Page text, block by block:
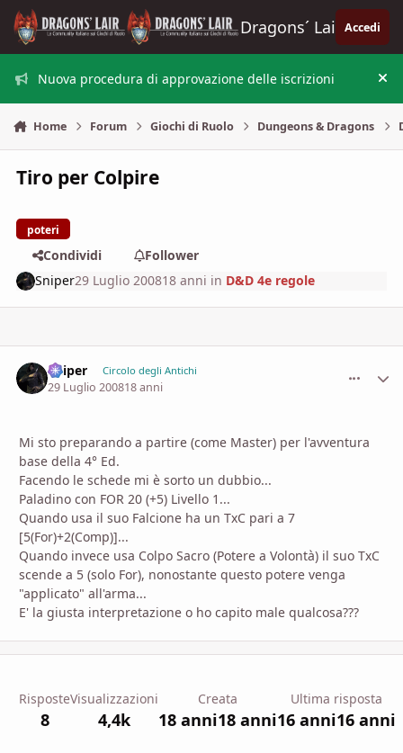
Vai al contenuto
Dragons´ Lair Accedi
Nuova procedura di approvazione delle iscrizioni
Home Forum Giochi di Ruolo Dungeons & Dragons
Tiro per Colpire
poteri
Condividi
Follower
Sniper29 Luglio 200818 anni in D&D 4e regole
Sniper Circolo degli Antichi
29 Luglio 200818 anni
Mi sto preparando a partire (come Master) per l'avventura
base della 4° Ed.
Facendo le schede mi è sorto un dubbio...
Paladino con FOR 20 (+5) Livello 1...
Quando usa il suo Falcione ha un TxC pari a 7
[5(For)+2(Comp)]...
Quando invece usa Colpo Sacro (Potere a Volontà) il suo TxC
scende a 5 (solo For), nonostante questo potere venga
"applicato" all'arma...
E' la giusta interpretazione o ho capito male qualcosa???
Risposte
8
Visualizzazioni
4,4k
Creata
18 anni18 anni
Ultima risposta
16 anni16 anni